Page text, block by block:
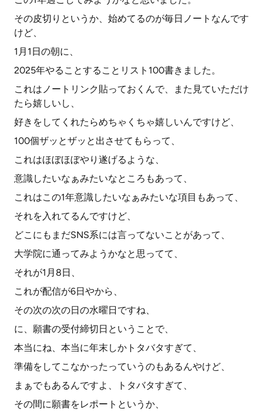
その皮切りというか、始めてるのが毎日ノートなんです
けど、
1月1日の朝に、
2025年やることすることリスト100書きました。
これはノートリンク貼っておくんで、また見ていただけ
たら嬉しいし、
好きをしてくれたらめちゃくちゃ嬉しいんですけど、
100個ザッとザッと出させてもらって、
これはほぼほぼやり遂げるような、
意識したいなぁみたいなところもあって、
これはこの1年意識したいなぁみたいな項目もあって、
それを入れてるんですけど、
どこにもまだSNS系には言ってないことがあって、
大学院に通ってみようかなと思ってて、
それが1月8日、
これが配信が6日やから、
その次の次の日の水曜日ですね、
に、願書の受付締切日ということで、
本当にね、本当に年末しかトタバタすぎて、
準備をしてこなかったっていうのもあるんやけど、
まぁでもあるんですよ、トタバタすぎて、
その間に願書をレポートというか、